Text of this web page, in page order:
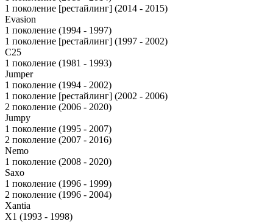
1 поколение [рестайлинг] (2014 - 2015)
Evasion
1 поколение (1994 - 1997)
1 поколение [рестайлинг] (1997 - 2002)
C25
1 поколение (1981 - 1993)
Jumper
1 поколение (1994 - 2002)
1 поколение [рестайлинг] (2002 - 2006)
2 поколение (2006 - 2020)
Jumpy
1 поколение (1995 - 2007)
2 поколение (2007 - 2016)
Nemo
1 поколение (2008 - 2020)
Saxo
1 поколение (1996 - 1999)
2 поколение (1996 - 2004)
Xantia
X1 (1993 - 1998)